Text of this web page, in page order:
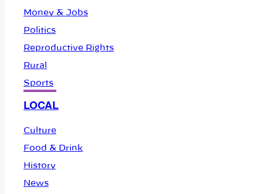
Money & Jobs
Politics
Reproductive Rights
Rural
Sports
LOCAL
Culture
Food & Drink
History
News